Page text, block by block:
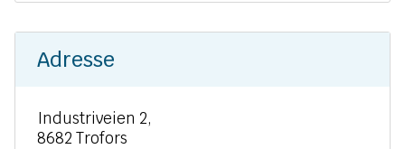
Adresse
Industriveien 2,
8682 Trofors